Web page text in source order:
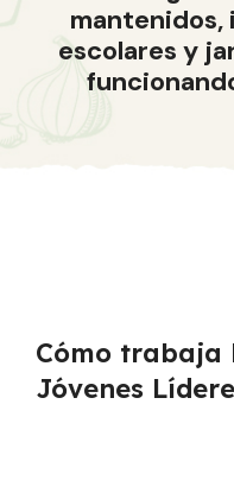
mantenidos,
escolares y
Cómo trabaja
Jóvenes